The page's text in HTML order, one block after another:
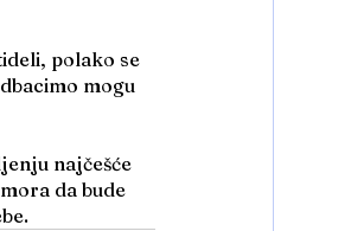
polako se
mogu
najčešće
da bude